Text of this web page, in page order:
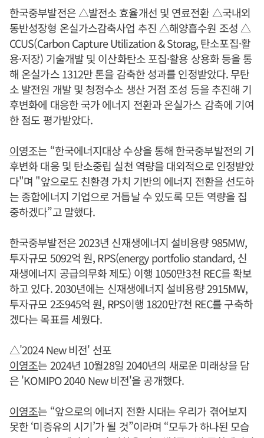
한국중부발전은 △발전소 효율개선 및 연료전환 △국내외
동반성장형 온실가스감축사업 추진 △해양흡수원 조성 △
CCUS(Carbon Capture Utilization & Storag, 탄소포집·활
용·저장) 기술개발 및 이산화탄소 포집·활용 상용화 등을 통
해 온실가스 1312만 톤을 감축한 성과를 인정받았다. 무탄
소 발전원 개발 및 청정수소 생산 거점 조성 등을 추진해 기
후변화에 대응한 국가 에너지 전환과 온실가스 감축에 기여
한 점도 평가받았다.
이영조는 “한국에너지대상 수상을 통해 한국중부발전의 기
후변화 대응 및 탄소중립 실천 역량을 대외적으로 인정받았
다"며 "앞으로도 친환경 가치 기반의 에너지 전환을 선도하
는 종합에너지 기업으로 거듭날 수 있도록 모든 역량을 집
중하겠다”고 말했다.
한국중부발전은 2023년 신재생에너지 설비용량 985MW,
투자규모 5092억 원, RPS(energy portfolio standard, 신
재생에너지 공급의무화 제도) 이행 1050만3천 REC를 확보
하고 있다. 2030년에는 신재생에너지 설비용량 2915MW,
투자규모 2조945억 원, RPS이행 1820만7천 REC를 구축하
겠다는 목표를 세웠다.
△'2024 New 비전' 선포
이영조는 2024년 10월28일 2040년의 새로운 미래상을 담
은 'KOMIPO 2040 New 비전'을 공개했다.
이영조는 “앞으로의 에너지 전환 시대는 우리가 겪어보지
못한 ‘미증유의 시기’가 될 것”이라며 “모두가 하나된 모습